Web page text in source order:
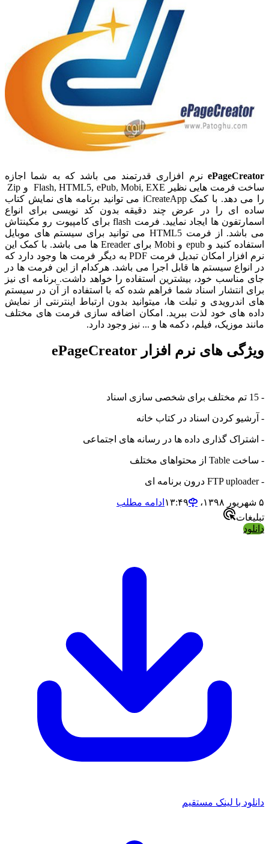
ePageCreator نرم افزاری قدرتمند می باشد که به شما اجازه
را می دهد. با کمک iCreateApp می توانید برنامه های نمایش کتاب
ساده ای را در عرض چند دقیقه بدون کد نویسی برای انواع
اسمارتفون ها ایجاد نمایید. فرمت flash برای کامپیوت رو مکینتاش
می باشد. از فرمت HTML5 می توانید برای سیستم های موبایل
استفاده کنید و epub و Mobi برای Ereader ها می باشد. با کمک این
نرم افزار امکان تبدیل فرمت PDF به دیگر فرمت ها وجود دارد که
در انواع سیستم ها قابل اجرا می باشد. هرکدام از این فرمت ها در
جای مناسب خود، بیشترین استفاده را خواهد داشت. برنامه ای نیز
برای انتشار اسناد شما فراهم شده که با استفاده از آن در سیستم
های اندرویدی و تبلت ها، میتوانید بدون ارتباط اینترنتی از نمایش
داده های خود لذت ببرید. امکان اضافه سازی فرمت های مختلف
مانند موزیک، فیلم، دکمه ها و ... نیز وجود دارد.
ویژگی های نرم افزار ePageCreator
- 15 تم مختلف برای شخصی سازی اسناد
- آرشیو کردن اسناد در کتاب خانه
- اشتراک گذاری داده ها در رسانه های اجتماعی
- ساخت Table از محتواهای مختلف
- FTP uploader درون برنامه ای
۵ شهریور ۱۳۹۸،‏ ۱۳:۴۹
ادامه مطلب
تبلیغات
دانلود
دانلود با لینک مستقیم